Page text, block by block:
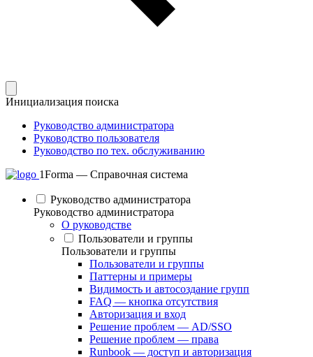
Инициализация поиска
Руководство администратора
Руководство пользователя
Руководство по тех. обслуживанию
1Forma — Справочная система
Руководство администратора
Руководство администратора
О руководстве
Пользователи и группы
Пользователи и группы
Пользователи и группы
Паттерны и примеры
Видимость и автосоздание групп
FAQ — кнопка отсутствия
Авторизация и вход
Решение проблем — AD/SSO
Решение проблем — права
Runbook — доступ и авторизация